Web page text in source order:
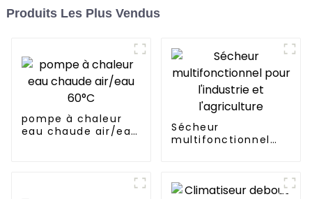
Produits Les Plus Vendus
pompe à chaleur
eau chaude air/eau
Sécheur
multifonctionnel